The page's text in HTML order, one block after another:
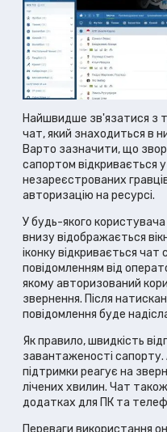
Найшвидше зв'язатися з
чат, який знаходиться в
Варто зазначити, що
сапортом відкривається у
незареєстрованих
авторизацію на ресурсі.
У будь-якого користувача
внизу відображається
іконку відкривається чат
повідомленням від
якому авторизований
звернення. Після
повідомлення буде
Як правило, швидкість
завантаженості
підтримки реагує на
лічених хвилин. Чат
додатках для ПК та
Переваги використання